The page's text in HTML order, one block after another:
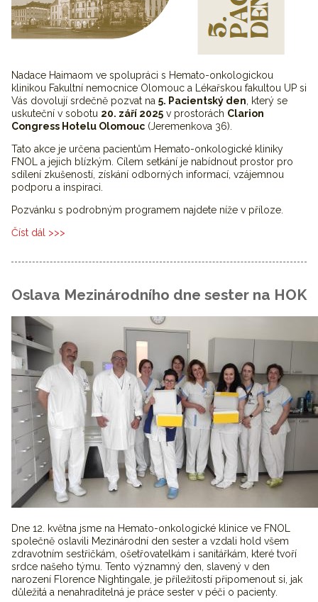
Nadace Haimaom ve spolupráci s Hemato-onkologickou
klinikou Fakultní nemocnice Olomouc a Lékařskou fakultou UP si
Vás dovolují srdečně pozvat na 5. Pacientský den , který se
uskuteční v sobotu 20. září 2025 v prostorách Clarion
Congress Hotelu Olomouc (Jeremenkova 36).
Tato akce je určena pacientům Hemato-onkologické kliniky
FNOL a jejich blízkým. Cílem setkání je nabídnout prostor pro
sdílení zkušeností, získání odborných informací, vzájemnou
podporu a inspiraci.
Pozvánku s podrobným programem najdete níže v příloze.
Číst dál
5. Pacientský den 2025
Oslava Mezinárodního dne sester na HOK
Dne 12. května jsme na Hemato-onkologické klinice ve FNOL
společně oslavili Mezinárodní den sester a vzdali hold všem
zdravotním sestřičkám, ošetřovatelkám i sanitářkám, které tvoří
srdce našeho týmu. Tento významný den, slavený v den
narození Florence Nightingale, je příležitostí připomenout si, jak
důležitá a nenahraditelná je práce sester v péči o pacienty.